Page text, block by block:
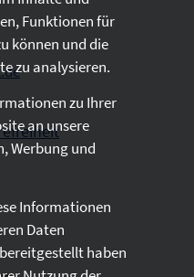
Funktionen für
können und die
zu analysieren.
zu Ihrer
an unsere
Werbung und
Informationen
Daten
haben